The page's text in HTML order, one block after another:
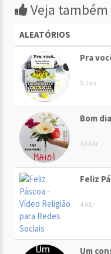
Veja
ALEATÓRIOS
Pra
9 Jan
Bom
30 Abr
Feliz
4 Abr
Um